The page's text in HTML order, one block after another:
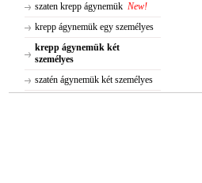
szaten krepp ágynemük New!
krepp ágynemük egy személyes
krepp ágynemük két
személyes
szatén ágynemük két személyes